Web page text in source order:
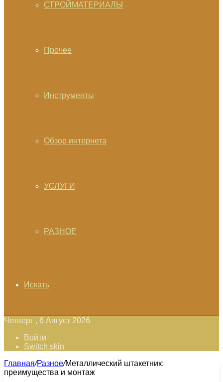
СТРОЙМАТЕРИАЛЫ
Прочее
Инструменты
Обзор интернета
УСЛУГИ
РАЗНОЕ
Искать
Четверг , 6 Август 2026
Войти
Switch skin
Главная/Разное/Металлический штакетник:
преимущества и монтаж